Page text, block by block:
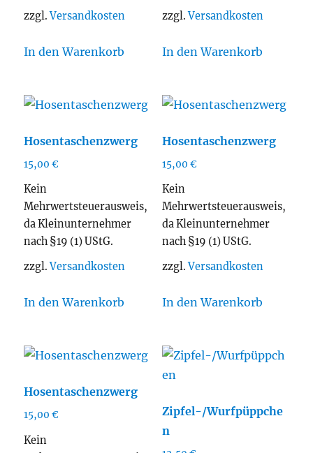
zzgl.Versandkosten
In den Warenkorb
zzgl.Versandkosten
In den Warenkorb
Hosentaschenzwerg
15,00€
Kein
Mehrwertsteuerausweis,
da Kleinunternehmer
nach §19 (1) UStG.
zzgl.Versandkosten
In den Warenkorb
Hosentaschenzwerg
15,00 €
Kein
Mehrwertsteuerausweis,
da Kleinunternehmer
nach §19 (1) UStG.
zzgl. Versandkosten
In den Warenkorb
Hosentaschenzwerg
15,00€
Kein
Zipfel-/Wurfpüppche
n